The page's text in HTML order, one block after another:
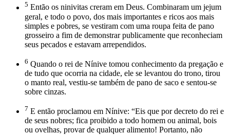
5 Então os ninivitas creram em Deus. Combinaram um jejum
geral, e todo o povo, dos mais importantes e ricos aos mais
simples e pobres, se vestiram com uma roupa feita de pano
grosseiro a fim de demonstrar publicamente que reconheciam
seus pecados e estavam arrependidos.
6 Quando o rei de Nínive tomou conhecimento da pregação e
de tudo que ocorria na cidade, ele se levantou do trono, tirou
o manto real, vestiu-se também de pano de saco e sentou-se
sobre cinzas.
7 E então proclamou em Nínive: “Eis que por decreto do rei e
de seus nobres; fica proibido a todo homem ou animal, bois
ou ovelhas, provar de qualquer alimento! Portanto, não